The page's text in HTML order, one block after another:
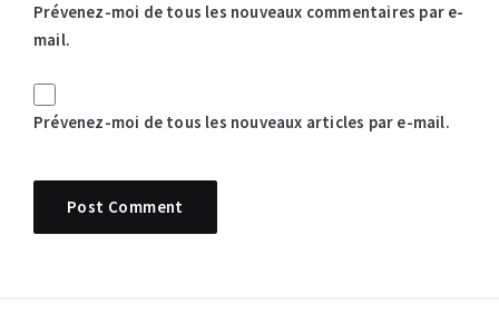
Prévenez-moi de tous les nouveaux commentaires par e-
mail.
Prévenez-moi de tous les nouveaux articles par e-mail.